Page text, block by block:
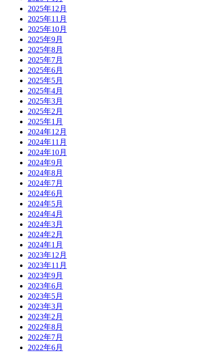
2025年12月
2025年11月
2025年10月
2025年9月
2025年8月
2025年7月
2025年6月
2025年5月
2025年4月
2025年3月
2025年2月
2025年1月
2024年12月
2024年11月
2024年10月
2024年9月
2024年8月
2024年7月
2024年6月
2024年5月
2024年4月
2024年3月
2024年2月
2024年1月
2023年12月
2023年11月
2023年9月
2023年6月
2023年5月
2023年3月
2023年2月
2022年8月
2022年7月
2022年6月